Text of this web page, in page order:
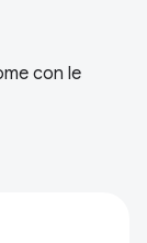
con le